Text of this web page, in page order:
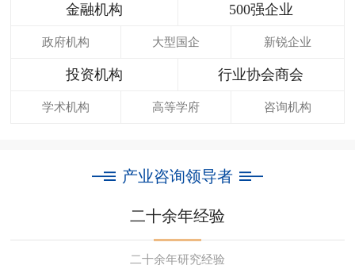
金融机构 500强企业
政府机构 大型国企 新锐企业
投资机构 行业协会商会
学术机构 高等学府 咨询机构
产业咨询领导者
二十余年经验
二十余年研究经验